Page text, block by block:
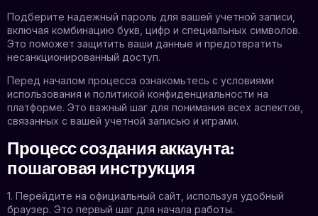
Подберите надежный пароль для вашей учетной записи,
включая комбинацию букв, цифр и специальных символов.
Это поможет защитить ваши данные и предотвратить
несанкционированный доступ.
Перед началом процесса ознакомьтесь с условиями
использования и политикой конфиденциальности на
платформе. Это важный шаг для понимания всех аспектов,
связанных с вашей учетной записью и играми.
Процесс создания аккаунта:
пошаговая инструкция
1. Перейдите на официальный сайт, используя удобный
браузер. Это первый шаг для начала работы.